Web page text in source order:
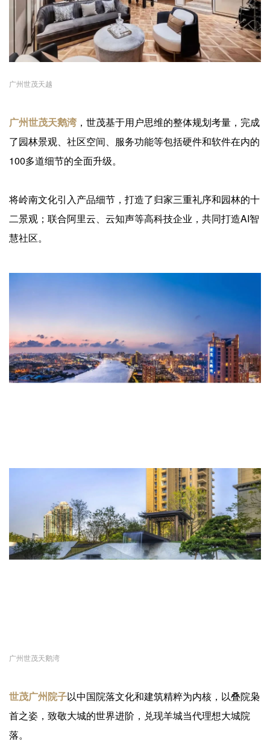
广州世茂天越
广州世茂天鹅湾 ，世茂基于用户思维的整体规划考量，完成
了园林景观、社区空间、服务功能等包括硬件和软件在内的
100多道细节的全面升级。
将岭南文化引入产品细节，打造了归家三重礼序和园林的十
二景观；联合阿里云、云知声等高科技企业，共同打造AI智
慧社区。
广州世茂天鹅湾
世茂广州院子以中国院落文化和建筑精粹为内核，以叠院枭
首之姿，致敬大城的世界进阶，兑现羊城当代理想大城院
落。